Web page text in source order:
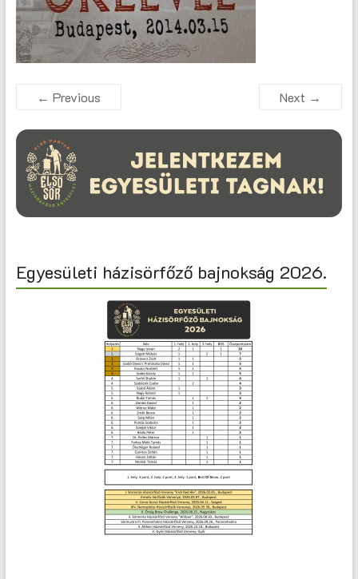
← Previous Next →
Egyesületi házisörfőző bajnokság 2026.